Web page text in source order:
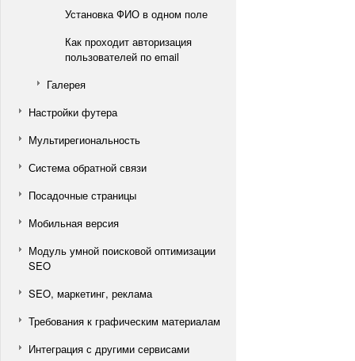
Установка ФИО в одном поле
Как проходит авторизация
пользователей по email
Галерея
Настройки футера
Мультирегиональность
Система обратной связи
Посадочные страницы
Мобильная версия
Модуль умной поисковой оптимизации
SEO
SEO, маркетинг, реклама
Требования к графическим материалам
Интеграция с другими сервисами